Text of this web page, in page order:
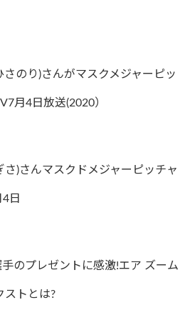
さのり)さんがマスクメジャーピッ
月4日放送(2020）
さ)さんマスクドメジャーピッチャ
日
のプレゼントに感激!エア ズーム
ストとは?